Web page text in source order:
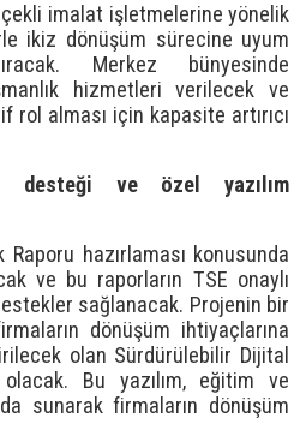
imalat işletmelerine yönelik
ikiz dönüşüm sürecine uyum
Merkez bünyesinde
hizmetleri verilecek ve
alması için kapasite artırıcı
desteği ve özel yazılım
hazırlaması konusunda
ve bu raporların TSE onaylı
sağlanacak. Projenin bir
dönüşüm ihtiyaçlarına
olan Sürdürülebilir Dijital
olacak. Bu yazılım, eğitim ve
sunarak firmaların dönüşüm